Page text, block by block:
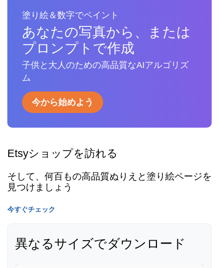
塗り絵＆数字でペイント
あなたの写真から、または
プロンプトで作成
子供と大人のための高品質なAIアルゴリズ
ム
今から始めよう
Etsyショップを訪れる
そして、何百もの高品質ぬりえと塗り絵ページを
見つけましょう
今すぐチェック
異なるサイズでダウンロード